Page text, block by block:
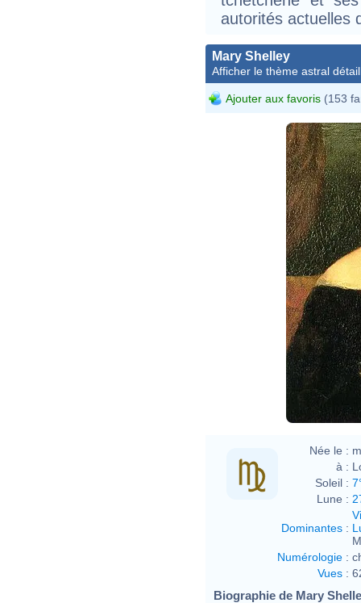
autorités actuelles
Mary Shelley
Afficher le thème astral
Ajouter aux favoris (153
Née le :
à :
Soleil :
Lune :
Dominantes :
Numérologie :
Vues :
Biographie de Mary